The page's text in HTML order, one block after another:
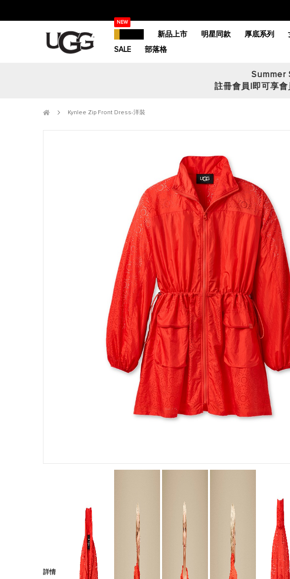
到
內
NEW
新品上市 明星同款 厚底系列
SALE
部落格
Summer
註冊會員|即可享
Kynlee Zip Front Dress-洋裝
片
詳情